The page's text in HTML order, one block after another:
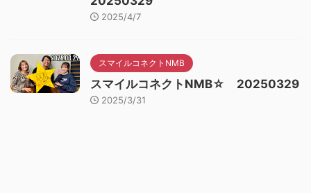
2025/4/7
スマイルコネクトNMB
スマイルコネクトNMB☆ 20250329
2025/3/31